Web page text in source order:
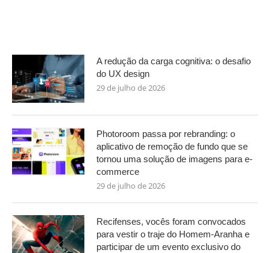
A redução da carga cognitiva: o desafio
do UX design
29 de julho de 2026
Photoroom passa por rebranding: o
aplicativo de remoção de fundo que se
tornou uma solução de imagens para e-
commerce
29 de julho de 2026
Recifenses, vocês foram convocados
para vestir o traje do Homem-Aranha e
participar de um evento exclusivo do